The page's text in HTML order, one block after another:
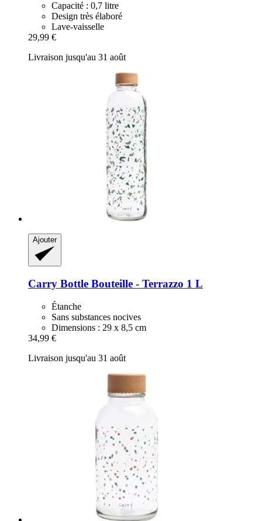
Capacité : 0,7 litre
Design très élaboré
Lave-vaisselle
29,99 €
Livraison jusqu'au 31 août
Ajouter
Carry Bottle Bouteille -​ Terrazzo 1 L
Étanche
Sans substances nocives
Dimensions : 29 x 8,5 cm
34,99 €
Livraison jusqu'au 31 août